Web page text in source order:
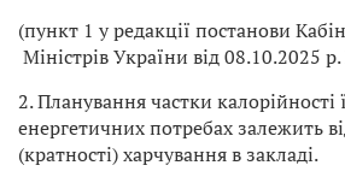
(пункт 1 у редакції постанови
Міністрів України від 08.10.2025
2. Планування частки калорійності
енергетичних потребах залежить
(кратності) харчування в закладі.